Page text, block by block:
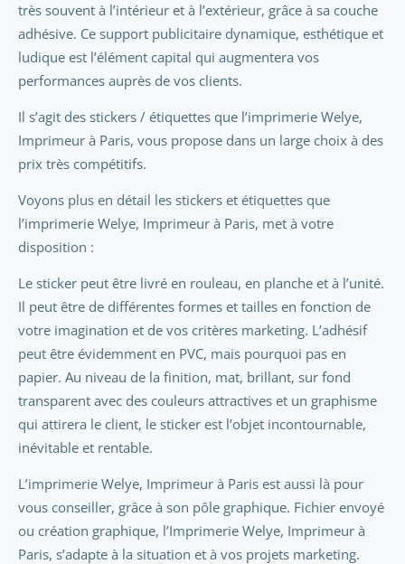
très souvent à l’intérieur et à l’extérieur, grâce à sa couche
adhésive. Ce support publicitaire dynamique, esthétique et
ludique est l’élément capital qui augmentera vos
performances auprès de vos clients.
Il s’agit des stickers / étiquettes que l’imprimerie Welye,
Imprimeur à Paris, vous propose dans un large choix à des
prix très compétitifs.
Voyons plus en détail les stickers et étiquettes que
l’imprimerie Welye, Imprimeur à Paris, met à votre
disposition :
Le sticker peut être livré en rouleau, en planche et à l’unité.
Il peut être de différentes formes et tailles en fonction de
votre imagination et de vos critères marketing. L’adhésif
peut être évidemment en PVC, mais pourquoi pas en
papier. Au niveau de la finition, mat, brillant, sur fond
transparent avec des couleurs attractives et un graphisme
qui attirera le client, le sticker est l’objet incontournable,
inévitable et rentable.
L’imprimerie Welye, Imprimeur à Paris est aussi là pour
vous conseiller, grâce à son pôle graphique. Fichier envoyé
ou création graphique, l’Imprimerie Welye, Imprimeur à
Paris, s’adapte à la situation et à vos projets marketing.